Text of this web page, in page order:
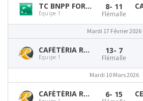
TC BNPP FORTIS LIÈGE
Equipe 1
8- 11
Flémalle
Mardi 17 Février 2026
CAFÉTÉRIA RTC FLÉMALLE
Equipe 1
13- 7
Flémalle
Mardi 10 Mars 2026
CAFÉTÉRIA RTC FLÉMALLE 6- 15